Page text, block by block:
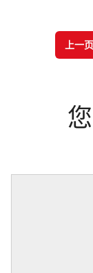
上一页